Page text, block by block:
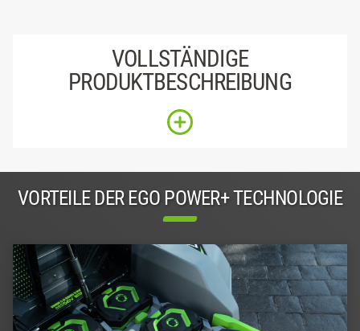
VOLLSTÄNDIGE
PRODUKTBESCHREIBUNG
VORTEILE DER EGO POWER+ TECHNOLOGIE